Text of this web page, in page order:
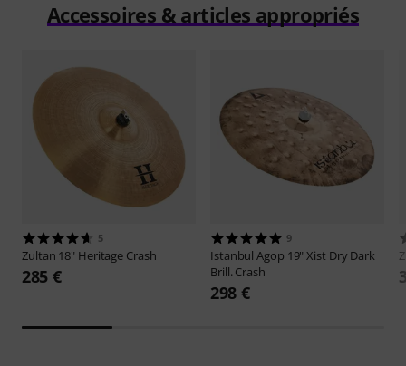
Accessoires & articles appropriés
5
Zultan 18" Heritage Crash
285 €
9
Istanbul Agop 19" Xist Dry Dark
Brill. Crash
298 €